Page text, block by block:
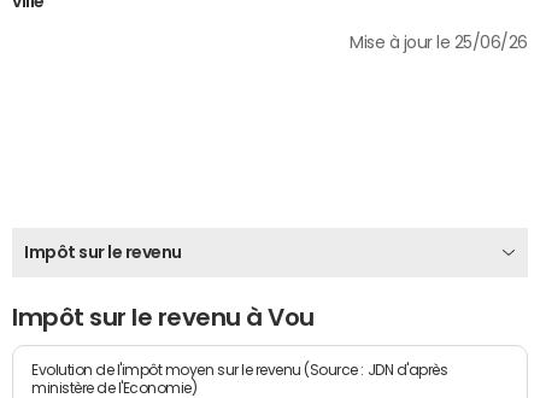
Mise à jour le 25/06/26
Impôt sur le revenu
Impôt sur le revenu à Vou
Evolution de l'impôt moyen sur le revenu (Source : JDN d'après
ministère de l'Economie)